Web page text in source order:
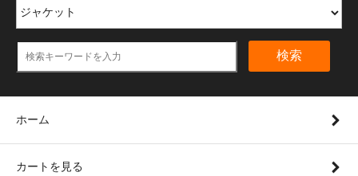
検索
ホーム
カートを見る